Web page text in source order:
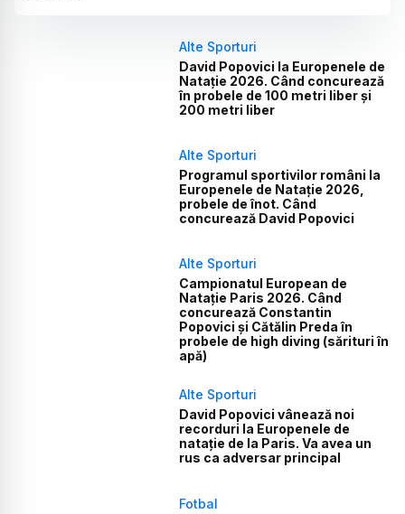
Alte Sporturi
David Popovici la Europenele de
Natație 2026. Când concurează
în probele de 100 metri liber și
200 metri liber
Alte Sporturi
Programul sportivilor români la
Europenele de Natație 2026,
probele de înot. Când
concurează David Popovici
Alte Sporturi
Campionatul European de
Natație Paris 2026. Când
concurează Constantin
Popovici și Cătălin Preda în
probele de high diving (sărituri în
apă)
Alte Sporturi
David Popovici vânează noi
recorduri la Europenele de
natație de la Paris. Va avea un
rus ca adversar principal
Fotbal